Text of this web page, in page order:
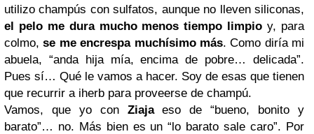
utilizo champús con sulfatos, aunque no lleven siliconas,
el pelo me dura mucho menos tiempo limpio y, para
colmo,se me encrespa muchísimo más. Como diría mi
abuela, “anda hija mía, encima de pobre… delicada”.
Pues sí… Qué le vamos a hacer. Soy de esas que tienen
que recurrir a iherb para proveerse de champú.
Vamos, que yo con Ziajaeso de “bueno, bonito y
barato”… no. Más bien es un “lo barato sale caro”. Por